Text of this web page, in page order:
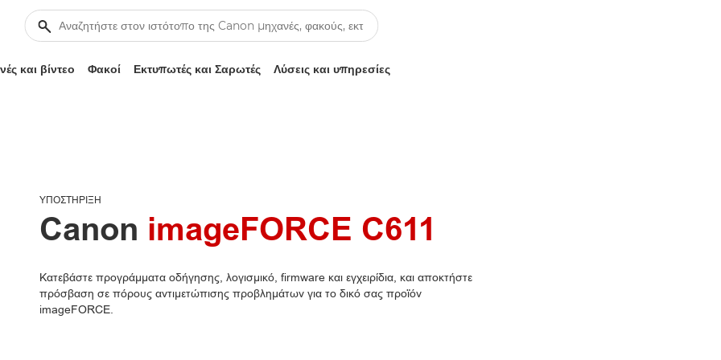
και βίντεο Φακοί Εκτυπωτές και Σαρωτές Λύσεις και υπηρεσίες
ΥΠΟΣΤΉΡΙΞΗ
Canon imageFORCE C611
Κατεβάστε προγράμματα οδήγησης, λογισμικό, firmware και εγχειρίδια, και αποκτήστε
πρόσβαση σε πόρους αντιμετώπισης προβλημάτων για το δικό σας προϊόν
imageFORCE.